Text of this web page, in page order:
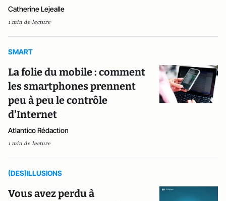
Catherine Lejealle
1 min de lecture
SMART
La folie du mobile : comment
les smartphones prennent
peu à peu le contrôle
d'Internet
Atlantico Rédaction
1 min de lecture
(DES)ILLUSIONS
Vous avez perdu à